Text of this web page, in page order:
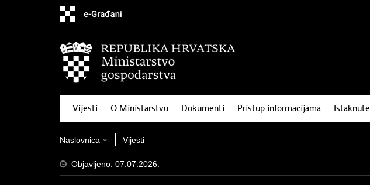
glavni
Vijesti O Ministarstvu Dokumenti Pristup informacijama
Naslovnica Vijesti
Objavljeno: 07.07.2026.